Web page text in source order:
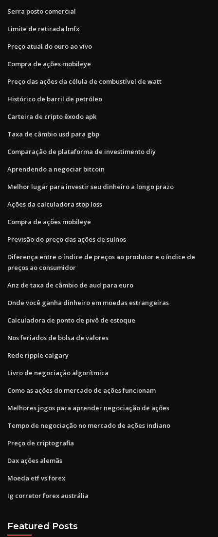
Serra posto comercial
Limite de retirada lmfx
Preço atual do ouro ao vivo
Compra de ações mobileye
Preço das ações da célula de combustível de watt
Histórico de barril de petróleo
Carteira de cripto êxodo apk
Taxa de câmbio usd para gbp
Comparação de plataforma de investimento diy
Aprendendo a negociar bitcoin
Melhor lugar para investir seu dinheiro a longo prazo
Ações da calculadora stop loss
Compra de ações mobileye
Previsão do preço das ações de suínos
Diferença entre o índice de preços ao produtor e o índice de
preços ao consumidor
Anz de taxa de câmbio de aud para euro
Onde você ganha dinheiro em moedas estrangeiras
Calculadora de ponto de pivô de estoque
Nos feriados de bolsa de valores
Rede ripple calgary
Livro de negociação algorítmica
Como as ações do mercado de ações funcionam
Melhores jogos para aprender negociação de ações
Tempo de negociação no mercado de ações indiano
Preço de criptografia
Dax ações alemãs
Moeda etf vs forex
Ig corretor forex austrália
Featured Posts